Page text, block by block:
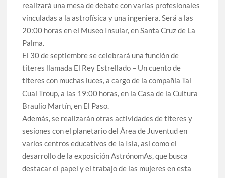
realizará una mesa de debate con varias profesionales
vinculadas a la astrofísica y una ingeniera. Será a las
20:00 horas en el Museo Insular, en Santa Cruz de La
Palma.
El 30 de septiembre se celebrará una función de
títeres llamada El Rey Estrellado – Un cuento de
títeres con muchas luces, a cargo de la compañía Tal
Cual Troup, a las 19:00 horas, en la Casa de la Cultura
Braulio Martín, en El Paso.
Además, se realizarán otras actividades de títeres y
sesiones con el planetario del Área de Juventud en
varios centros educativos de la Isla, así como el
desarrollo de la exposición AstrónomAs, que busca
destacar el papel y el trabajo de las mujeres en esta